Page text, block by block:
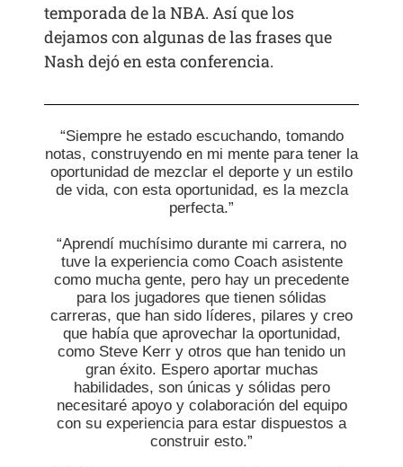
temporada de la NBA. Así que los
dejamos con algunas de las frases que
Nash dejó en esta conferencia.
“Siempre he estado escuchando, tomando
notas, construyendo en mi mente para tener la
oportunidad de mezclar el deporte y un estilo
de vida, con esta oportunidad, es la mezcla
perfecta.”
“Aprendí muchísimo durante mi carrera, no
tuve la experiencia como Coach asistente
como mucha gente, pero hay un precedente
para los jugadores que tienen sólidas
carreras, que han sido líderes, pilares y creo
que había que aprovechar la oportunidad,
como Steve Kerr y otros que han tenido un
gran éxito. Espero aportar muchas
habilidades, son únicas y sólidas pero
necesitaré apoyo y colaboración del equipo
con su experiencia para estar dispuestos a
construir esto.”